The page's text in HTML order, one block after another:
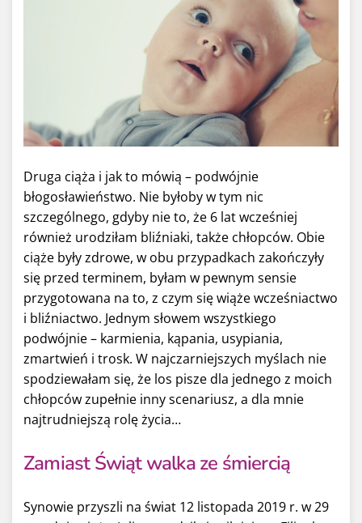
Druga ciąża i jak to mówią – podwójnie
błogosławieństwo. Nie byłoby w tym nic
szczególnego, gdyby nie to, że 6 lat wcześniej
również urodziłam bliźniaki, także chłopców. Obie
ciąże były zdrowe, w obu przypadkach zakończyły
się przed terminem, byłam w pewnym sensie
przygotowana na to, z czym się wiąże wcześniactwo
i bliźniactwo. Jednym słowem wszystkiego
podwójnie – karmienia, kąpania, usypiania,
zmartwień i trosk. W najczarniejszych myślach nie
spodziewałam się, że los pisze dla jednego z moich
chłopców zupełnie inny scenariusz, a dla mnie
najtrudniejszą rolę życia…
Zamiast Świąt walka ze śmiercią
Synowie przyszli na świat 12 listopada 2019 r. w 29